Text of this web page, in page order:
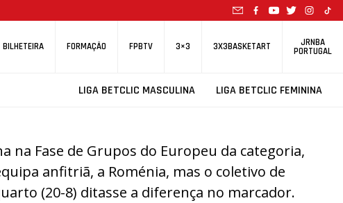
BILHETEIRA FORMAÇÃO FPBTV 3×3 3X3BASKETART JRNBA
PORTUGAL
LIGA BETCLIC MASCULINA LIGA BETCLIC FEMININA
na Fase de Grupos do Europeu da categoria,
anfitriã, a Roménia, mas o coletivo de
(20-8) ditasse a diferença no marcador.